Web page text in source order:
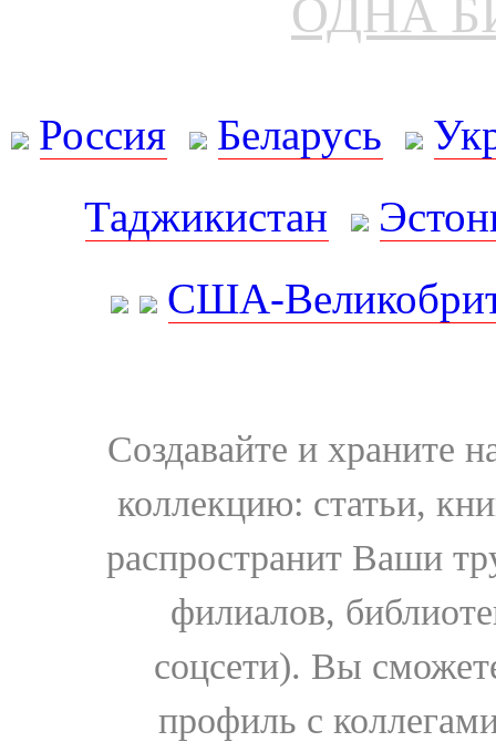
ОДНА
Россия Беларусь
Таджикистан
США-
Создавайте и храните
коллекцию: статьи,
распространит Ваши
филиалов,
соцсети). Вы
профиль с